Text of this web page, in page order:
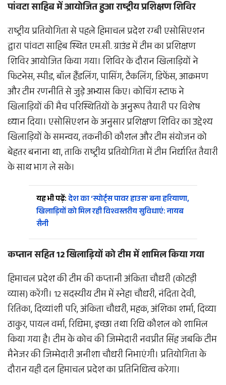
पांवटा साहिब में आयोजित हुआ राष्ट्रीय प्रशिक्षण शिविर
राष्ट्रीय प्रतियोगिता से पहले हिमाचल प्रदेश रग्बी एसोसिएशन
द्वारा पांवटा साहिब स्थित एम.सी. ग्राउंड में टीम का प्रशिक्षण
शिविर आयोजित किया गया। शिविर के दौरान खिलाड़ियों ने
फिटनेस, स्पीड, बॉल हैंडलिंग, पासिंग, टैकलिंग, डिफेंस, आक्रमण
और टीम रणनीति से जुड़े अभ्यास किए। कोचिंग स्टाफ ने
खिलाड़ियों की मैच परिस्थितियों के अनुरूप तैयारी पर विशेष
ध्यान दिया। एसोसिएशन के अनुसार प्रशिक्षण शिविर का उद्देश्य
खिलाड़ियों के समन्वय, तकनीकी कौशल और टीम संयोजन को
बेहतर बनाना था, ताकि राष्ट्रीय प्रतियोगिता में टीम निर्धारित तैयारी
के साथ भाग ले सके।
यह भी पढ़ें:देश का ‘स्पोर्ट्स पावर हाउस’ बना हरियाणा,
खिलाड़ियों को मिल रही विश्वस्तरीय सुविधाएं: नायब
सैनी
कप्तान सहित 12 खिलाड़ियों को टीम में शामिल किया गया
हिमाचल प्रदेश की टीम की कप्तानी अंकिता चौधरी (कोटड़ी
व्यास) करेंगी। 12 सदस्यीय टीम में स्नेहा चौधरी, नंदिता देवी,
रितिका, दिव्यांशी परि, अंकिता चौधरी, महक, अंशिका शर्मा, दिव्या
ठाकुर, पायल वर्मा, रिधिमा, इच्छा तथा रिधि कौशल को शामिल
किया गया है। टीम के कोच की जिम्मेदारी नवप्रीत सिंह जबकि टीम
मैनेजर की जिम्मेदारी अनीशा चौधरी निभाएंगी। प्रतियोगिता के
दौरान यही दल हिमाचल प्रदेश का प्रतिनिधित्व करेगा।